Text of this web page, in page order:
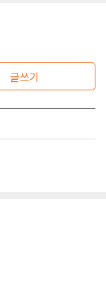
글쓰기